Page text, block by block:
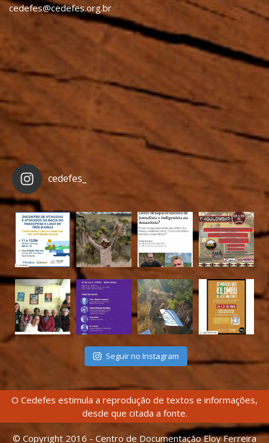
cedefes@cedefes.org.br
cedefes_
Seguir no Instagram
O Cedefes estimula a reprodução de textos e informações,
desde que citada a fonte.
© Copyright 2016 - Centro de Documentação Eloy Ferreira